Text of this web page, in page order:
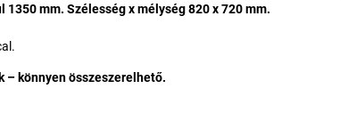
mm. Szélesség x mélység 820 x 720 mm.
könnyen összeszerelhető.